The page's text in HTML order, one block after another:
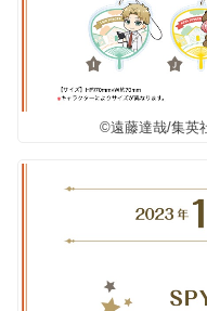
©遠藤達哉/集英